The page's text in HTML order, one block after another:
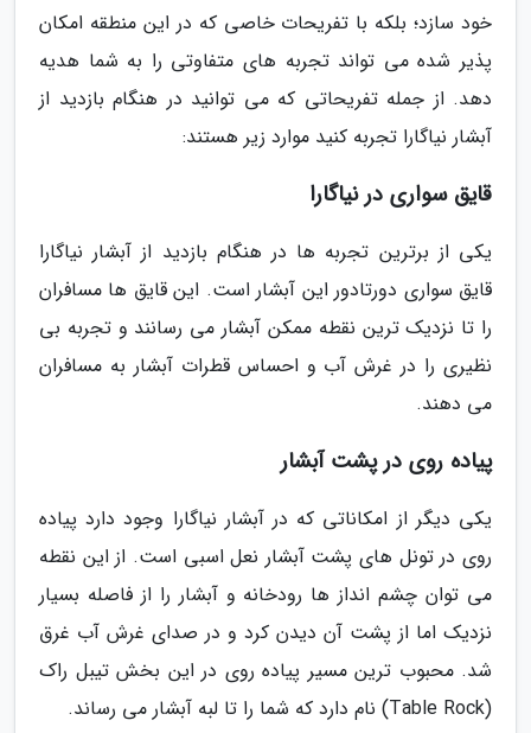
خود سازد؛ بلکه با تفریحات خاصی که در این منطقه امکان
پذیر شده می تواند تجربه های متفاوتی را به شما هدیه
دهد. از جمله تفریحاتی که می توانید در هنگام بازدید از
آبشار نیاگارا تجربه کنید موارد زیر هستند:
قایق سواری در نیاگارا
یکی از برترین تجربه ها در هنگام بازدید از آبشار نیاگارا
قایق سواری دورتادور این آبشار است. این قایق ها مسافران
را تا نزدیک ترین نقطه ممکن آبشار می رسانند و تجربه بی
نظیری را در غرش آب و احساس قطرات آبشار به مسافران
می دهند.
پیاده روی در پشت آبشار
یکی دیگر از امکاناتی که در آبشار نیاگارا وجود دارد پیاده
روی در تونل های پشت آبشار نعل اسبی است. از این نقطه
می توان چشم انداز ها رودخانه و آبشار را از فاصله بسیار
نزدیک اما از پشت آن دیدن کرد و در صدای غرش آب غرق
شد. محبوب ترین مسیر پیاده روی در این بخش تیبل راک
(Table Rock) نام دارد که شما را تا لبه آبشار می رساند.